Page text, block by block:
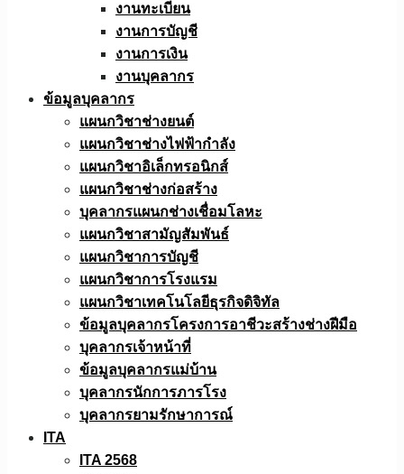
งานทะเบียน
งานการบัญชี
งานการเงิน
งานบุคลากร
ข้อมูลบุคลากร
แผนกวิชาช่างยนต์
แผนกวิชาช่างไฟฟ้ากำลัง
แผนกวิชาอิเล็กทรอนิกส์
แผนกวิชาช่างก่อสร้าง
บุคลากรแผนกช่างเชื่อมโลหะ
แผนกวิชาสามัญสัมพันธ์
แผนกวิชาการบัญชี
แผนกวิชาการโรงแรม
แผนกวิชาเทคโนโลยีธุรกิจดิจิทัล
ข้อมูลบุคลากรโครงการอาชีวะสร้างช่างฝีมือ
บุคลากรเจ้าหน้าที่
ข้อมูลบุคลากรแม่บ้าน
บุคลากรนักการภารโรง
บุคลากรยามรักษาการณ์
ITA
ITA 2568